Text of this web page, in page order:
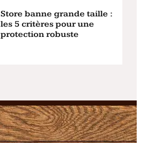
Store banne grande taille :
les 5 critères pour une
protection robuste